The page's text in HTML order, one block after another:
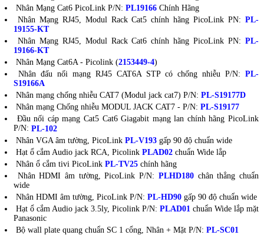
Nhân Mạng Cat6 PicoLink P/N: PL19166 Chính Hãng
Nhân Mạng RJ45, Modul Rack Cat5 chính hãng PicoLink PN: PL-
19155-KT
Nhân Mạng RJ45, Modul Rack Cat6 chính hãng PicoLink PN: PL-
19166-KT
Nhân Mạng Cat6A - Picolink (2153449-4)
Nhân đấu nối mạng RJ45 CAT6A STP có chống nhiễu P/N: PL-
S19166A
Nhân mạng chống nhiễu CAT7 (Modul jack cat7) P/N: PL-S19177D
Nhân mạng Chống nhiễu MODUL JACK CAT7 - P/N: PL-S19177
Đầu nối cáp mạng Cat5 Cat6 Giagabit mạng lan chính hãng PicoLink
P/N: PL-102
Nhân VGA âm tường, PicoLink PL-V193 gấp 90 độ chuẩn wide
Hạt ổ cắm Audio jack RCA, Picolink PLAD02 chuẩn Wide lắp
Nhân ổ cắm tivi PicoLink PL-TV25 chính hãng
Nhân HDMI âm tường, PicoLink P/N: PLHD180chân thẳng chuẩn
wide
Nhân HDMI âm tường, PicoLink P/N: PL-HD90 gấp 90 độ chuẩn wide
Hạt ổ cắm Audio jack 3.5ly, Picolink P/N: PLAD01 chuẩn Wide lắp mặt
Panasonic
Bộ wall plate quang chuẩn SC 1 cổng, Nhân + Mặt P/N: PL-SC01